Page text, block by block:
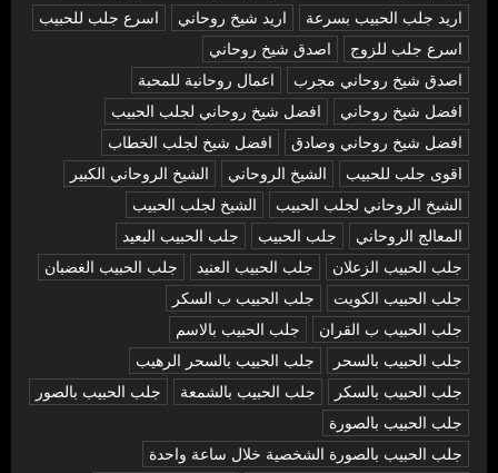
اريد جلب الحبيب بسرعة
اريد شيخ روحاني
اسرع جلب للحبيب
اسرع جلب للزوج
اصدق شيخ روحاني
اصدق شيخ روحاني مجرب
اعمال روحانية للمحبة
افضل شيخ روحاني
افضل شيخ روحاني لجلب الحبيب
افضل شيخ روحاني وصادق
افضل شيخ لجلب الخطاب
اقوى جلب للحبيب
الشيخ الروحاني
الشيخ الروحاني الكبير
الشيخ الروحاني لجلب الحبيب
الشيخ لجلب الحبيب
المعالج الروحاني
جلب الحبيب
جلب الحبيب البعيد
جلب الحبيب الزعلان
جلب الحبيب العنيد
جلب الحبيب الغضبان
جلب الحبيب الكويت
جلب الحبيب ب السكر
جلب الحبيب ب القران
جلب الحبيب بالاسم
جلب الحبيب بالسحر
جلب الحبيب بالسحر الرهيب
جلب الحبيب بالسكر
جلب الحبيب بالشمعة
جلب الحبيب بالصور
جلب الحبيب بالصورة
جلب الحبيب بالصورة الشخصية خلال ساعة واحدة